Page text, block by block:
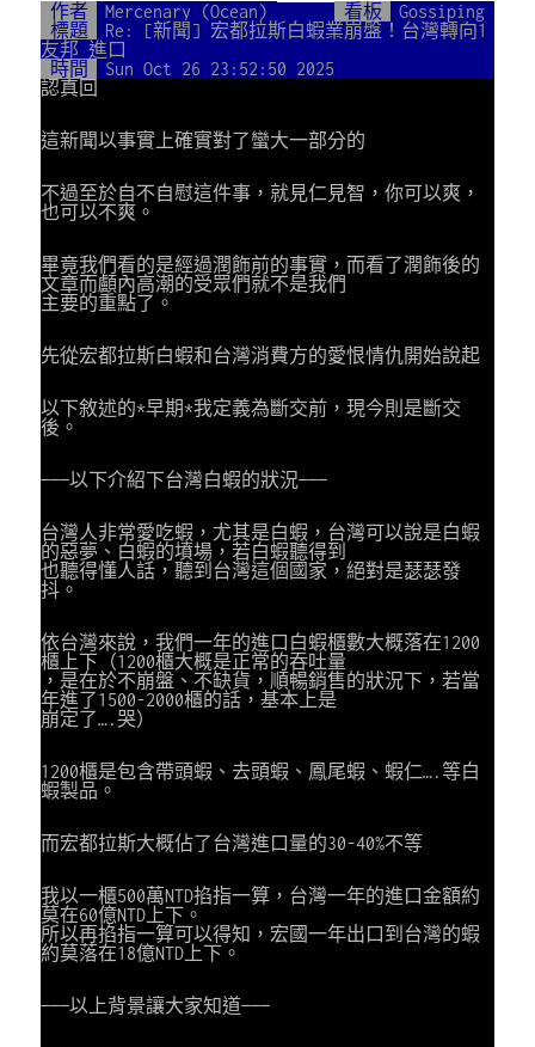
作者 Mercenary (Ocean) 看板
Gossiping
標題
Re: [新聞] 宏都拉斯白蝦業崩盤！台灣轉向1
友邦 進口
時間
Sun Oct 26 23:52:50 2025
認真回
這新聞以事實上確實對了蠻大一部分的
不過至於自不自慰這件事，就見仁見智，你可以爽，
也可以不爽。
畢竟我們看的是經過潤飾前的事實，而看了潤飾後的
文章而顱內高潮的受眾們就不是我們
主要的重點了。
先從宏都拉斯白蝦和台灣消費方的愛恨情仇開始說起
以下敘述的*早期*我定義為斷交前，現今則是斷交
後。
———以下介紹下台灣白蝦的狀況———
台灣人非常愛吃蝦，尤其是白蝦，台灣可以說是白蝦
的惡夢、白蝦的墳場，若白蝦聽得到
也聽得懂人話，聽到台灣這個國家，絕對是瑟瑟發
抖。
依台灣來說，我們一年的進口白蝦櫃數大概落在1200
櫃上下（1200櫃大概是正常的吞吐量
，是在於不崩盤、不缺貨，順暢銷售的狀況下，若當
年進了1500-2000櫃的話，基本上是
崩定了….哭）
1200櫃是包含帶頭蝦、去頭蝦、鳳尾蝦、蝦仁….等白
蝦製品。
而宏都拉斯大概佔了台灣進口量的30-40%不等
我以一櫃500萬NTD掐指一算，台灣一年的進口金額約
莫在60億NTD上下。
所以再掐指一算可以得知，宏國一年出口到台灣的蝦
約莫落在18億NTD上下。
———以上背景讓大家知道———